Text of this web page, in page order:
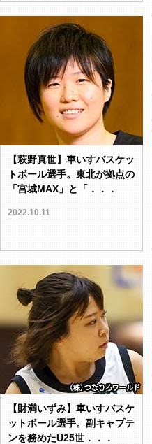
【萩野真世】車いすバスケッ
トボール選手。東北が拠点の
「宮城MAX」と「．．．
2022.10.11
【財満いずみ】車いすバスケ
ットボール選手。副キャプテ
ンを務めたU25世．．．